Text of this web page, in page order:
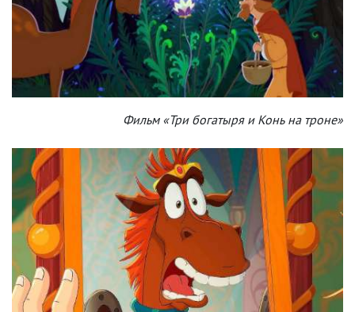
Фильм «Три богатыря и Конь на троне»